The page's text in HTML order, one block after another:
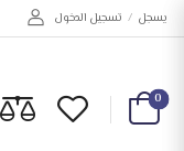
تسجيل الدخول / يسجل
0